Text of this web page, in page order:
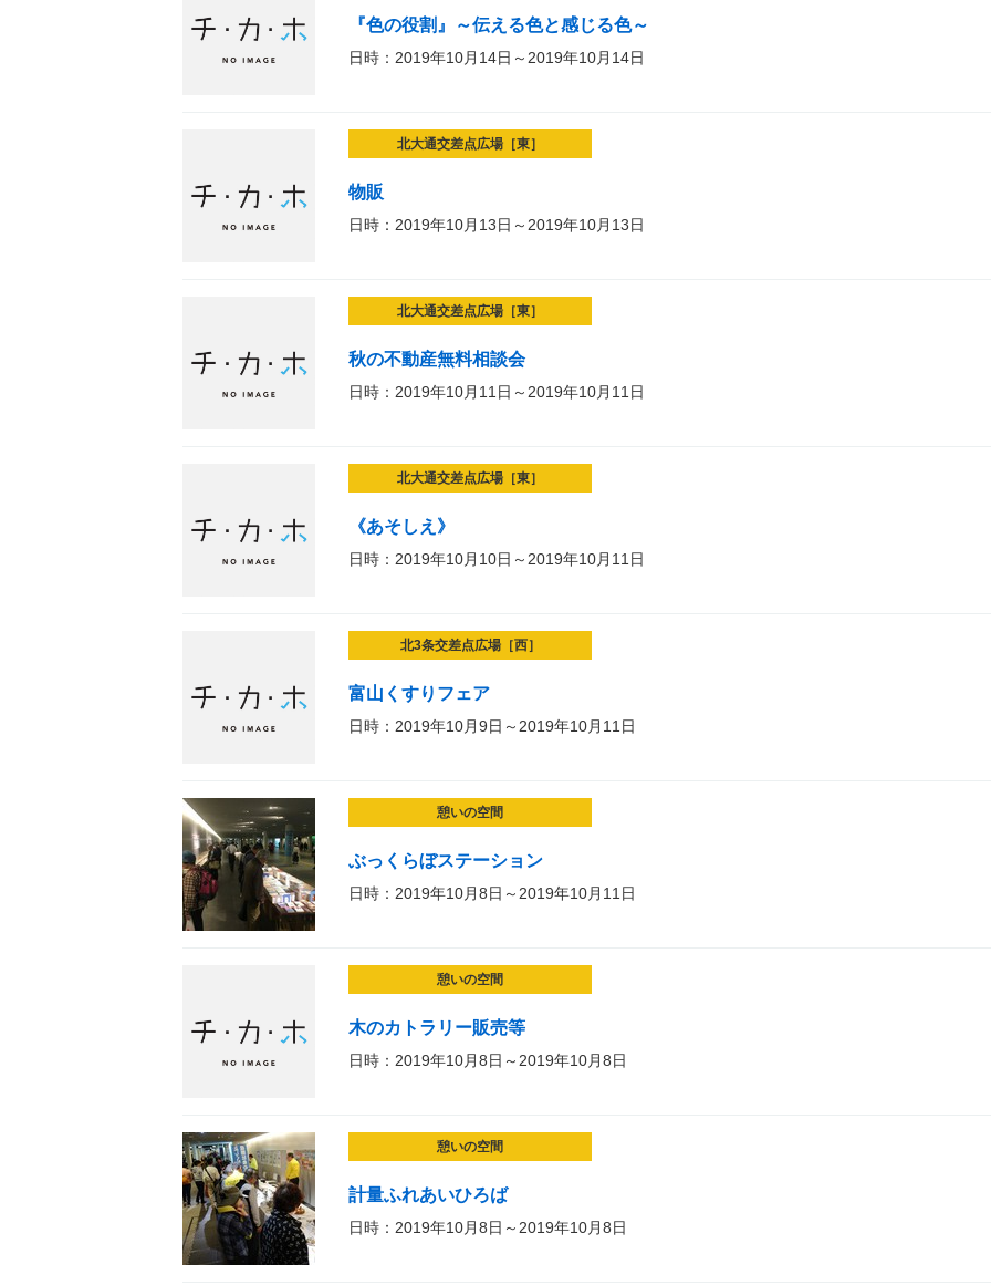
『色の役割』～伝える色と感じる色～
日時：2019年10月14日～2019年10月14日
北大通交差点広場［東］
物販
日時：2019年10月13日～2019年10月13日
北大通交差点広場［東］
秋の不動産無料相談会
日時：2019年10月11日～2019年10月11日
北大通交差点広場［東］
《あそしえ》
日時：2019年10月10日～2019年10月11日
北3条交差点広場［西］
富山くすりフェア
日時：2019年10月9日～2019年10月11日
憩いの空間
ぶっくらぼステーション
日時：2019年10月8日～2019年10月11日
憩いの空間
木のカトラリー販売等
日時：2019年10月8日～2019年10月8日
憩いの空間
計量ふれあいひろば
日時：2019年10月8日～2019年10月8日